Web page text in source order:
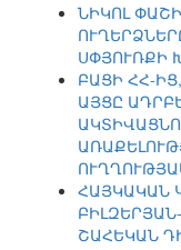
ՆԻԿՈԼ
ՍՓՅՈՒՌՔԻ
ԲԱՑԻ ՀՀ-
ԱՅՑԸ
ՀԱՅԿԱԿԱՆ
ՇԱՀԵԿԱՆ